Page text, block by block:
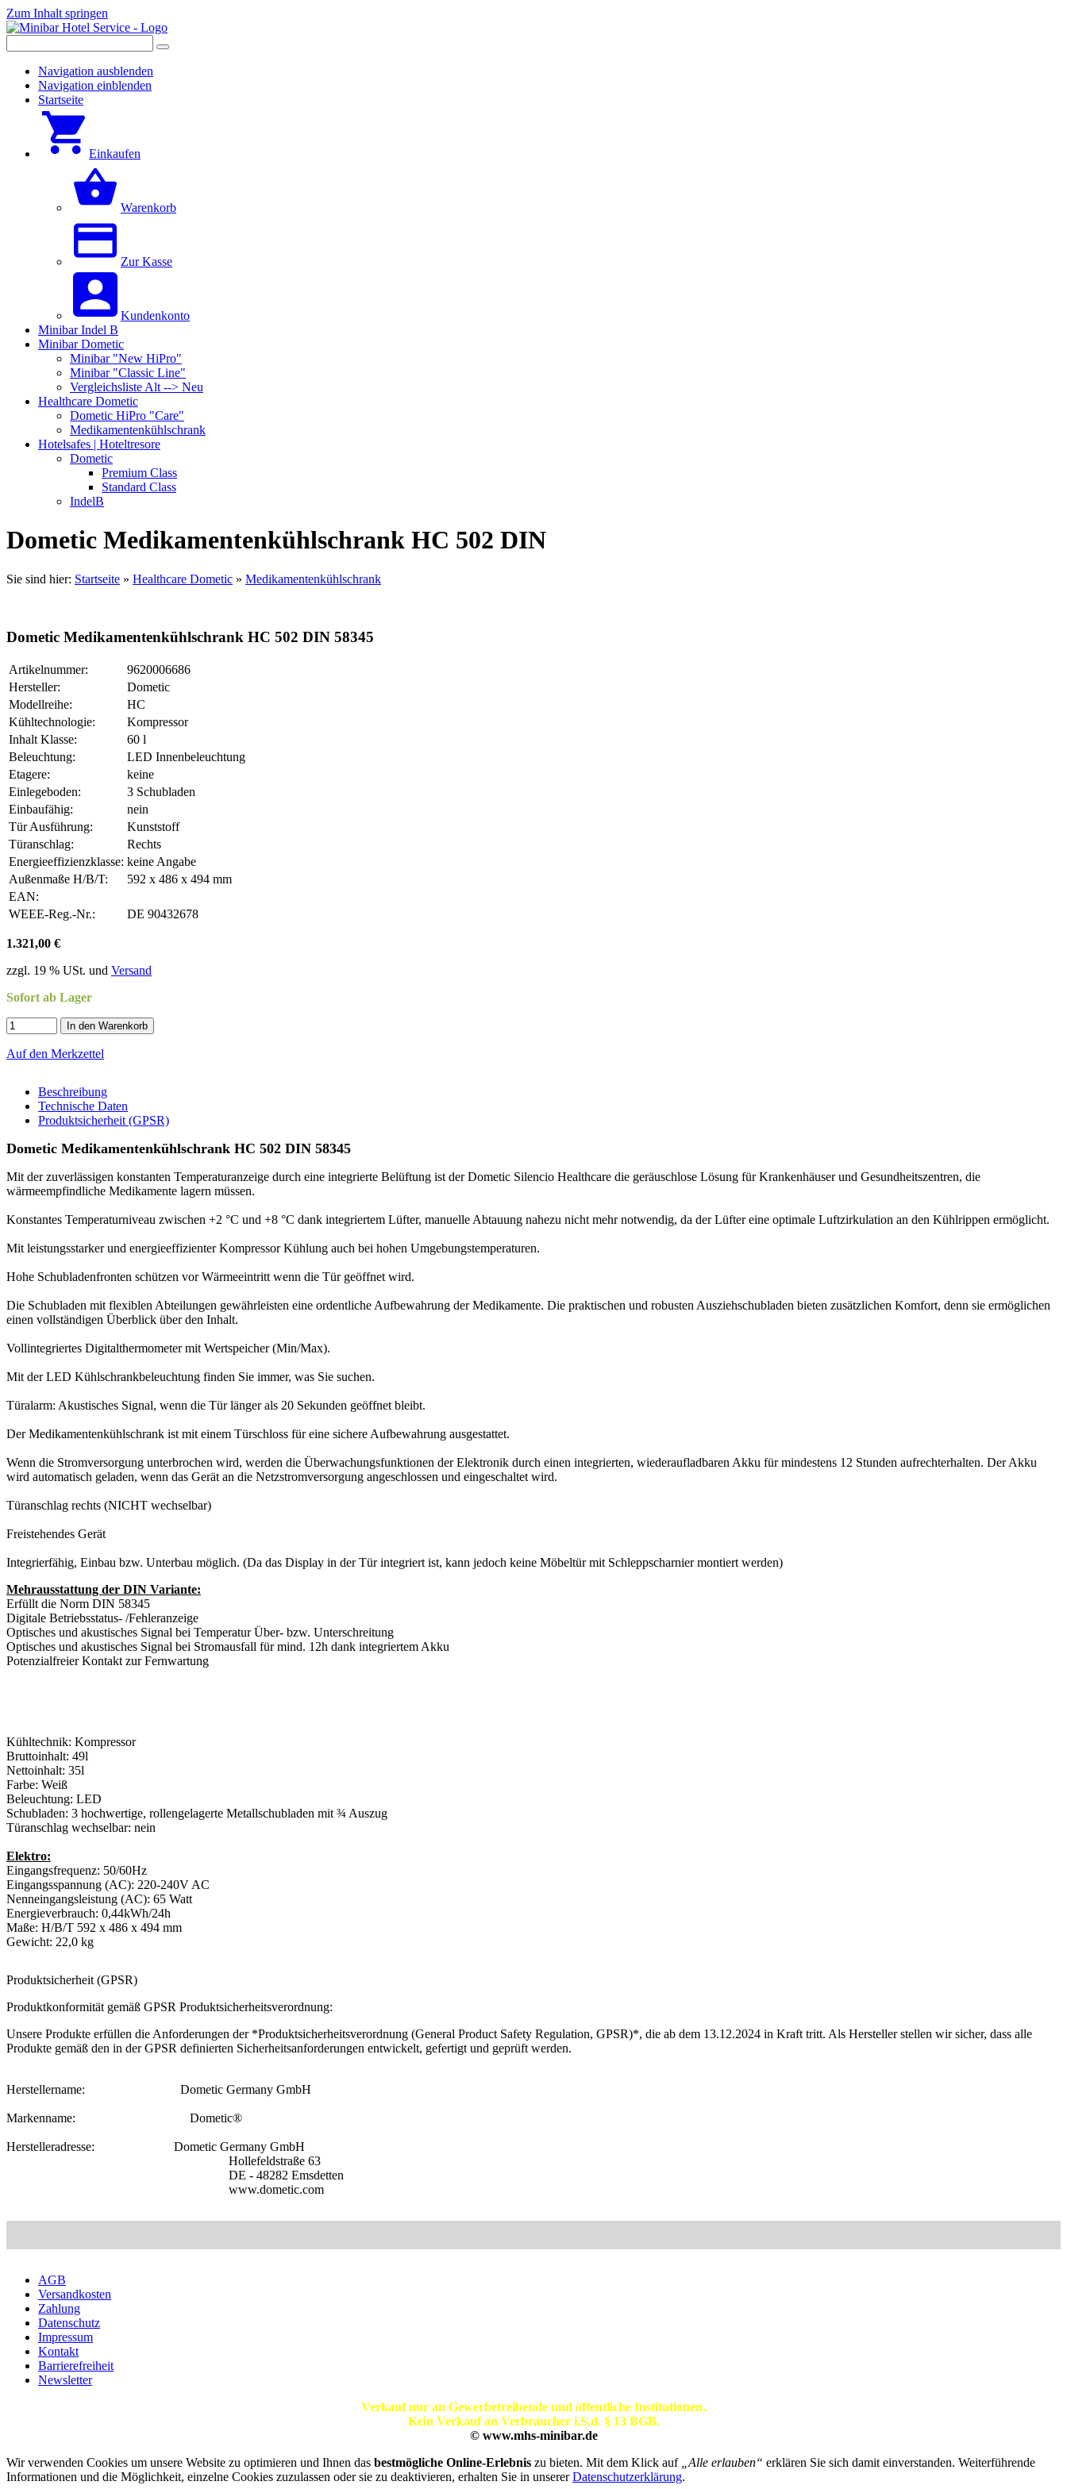
Zum Inhalt springen
Navigation ausblenden
Navigation einblenden
Startseite
Einkaufen
Warenkorb
Zur Kasse
Kundenkonto
Minibar Indel B
Minibar Dometic
Minibar "New HiPro"
Minibar "Classic Line"
Vergleichsliste Alt --> Neu
Healthcare Dometic
Dometic HiPro "Care"
Medikamentenkühlschrank
Hotelsafes | Hoteltresore
Dometic
Premium Class
Standard Class
IndelB
Dometic Medikamentenkühlschrank HC 502 DIN
Sie sind hier: Startseite » Healthcare Dometic » Medikamentenkühlschrank
Dometic Medikamentenkühlschrank HC 502 DIN 58345
Artikelnummer:
9620006686
Hersteller:
Dometic
Modellreihe:
HC
Kühltechnologie:
Kompressor
Inhalt Klasse:
60 l
Beleuchtung:
LED Innenbeleuchtung
Etagere:
keine
Einlegeboden:
3 Schubladen
Einbaufähig:
nein
Tür Ausführung:
Kunststoff
Türanschlag:
Rechts
Energieeffizienzklasse: keine Angabe
Außenmaße H/B/T:
592 x 486 x 494 mm
EAN:
WEEE-Reg.-Nr.:
DE 90432678
1.321,00 €
zzgl. 19 % USt. und Versand
Sofort ab Lager
In den Warenkorb
Auf den Merkzettel
Beschreibung
Technische Daten
Produktsicherheit (GPSR)
Dometic Medikamentenkühlschrank HC 502 DIN 58345
Mit der zuverlässigen konstanten Temperaturanzeige durch eine integrierte Belüftung ist der Dometic Silencio Healthcare die geräuschlose Lösung für Krankenhäuser und Gesundheitszentren, die
wärmeempfindliche Medikamente lagern müssen.
Konstantes Temperaturniveau zwischen +2 °C und +8 °C dank integriertem Lüfter, manuelle Abtauung nahezu nicht mehr notwendig, da der Lüfter eine optimale Luftzirkulation an den Kühlrippen ermöglicht.
Mit leistungsstarker und energieeffizienter Kompressor Kühlung auch bei hohen Umgebungstemperaturen.
Hohe Schubladenfronten schützen vor Wärmeeintritt wenn die Tür geöffnet wird.
Die Schubladen mit flexiblen Abteilungen gewährleisten eine ordentliche Aufbewahrung der Medikamente. Die praktischen und robusten Ausziehschubladen bieten zusätzlichen Komfort, denn sie ermöglichen
einen vollständigen Überblick über den Inhalt.
Vollintegriertes Digitalthermometer mit Wertspeicher (Min/Max).
Mit der LED Kühlschrankbeleuchtung finden Sie immer, was Sie suchen.
Türalarm: Akustisches Signal, wenn die Tür länger als 20 Sekunden geöffnet bleibt.
Der Medikamentenkühlschrank ist mit einem Türschloss für eine sichere Aufbewahrung ausgestattet.
Wenn die Stromversorgung unterbrochen wird, werden die Überwachungsfunktionen der Elektronik durch einen integrierten, wiederaufladbaren Akku für mindestens 12 Stunden aufrechterhalten. Der Akku
wird automatisch geladen, wenn das Gerät an die Netzstromversorgung angeschlossen und eingeschaltet wird.
Türanschlag rechts (NICHT wechselbar)
Freistehendes Gerät
Integrierfähig, Einbau bzw. Unterbau möglich. (Da das Display in der Tür integriert ist, kann jedoch keine Möbeltür mit Schleppscharnier montiert werden)
Mehrausstattung der DIN Variante:
Erfüllt die Norm DIN 58345
Digitale Betriebsstatus- /Fehleranzeige
Optisches und akustisches Signal bei Temperatur Über- bzw. Unterschreitung
Optisches und akustisches Signal bei Stromausfall für mind. 12h dank integriertem Akku
Potenzialfreier Kontakt zur Fernwartung
Kühltechnik: Kompressor
Bruttoinhalt: 49l
Nettoinhalt: 35l
Farbe: Weiß
Beleuchtung: LED
Schubladen: 3 hochwertige, rollengelagerte Metallschubladen mit ¾ Auszug
Türanschlag wechselbar: nein
Elektro:
Eingangsfrequenz: 50/60Hz
Eingangsspannung (AC): 220-240V AC
Nenneingangsleistung (AC): 65 Watt
Energieverbrauch: 0,44kWh/24h
Maße: H/B/T 592 x 486 x 494 mm
Gewicht: 22,0 kg
Produktsicherheit (GPSR)
Produktkonformität gemäß GPSR Produktsicherheitsverordnung:
Unsere Produkte erfüllen die Anforderungen der *Produktsicherheitsverordnung (General Product Safety Regulation, GPSR)*, die ab dem 13.12.2024 in Kraft tritt. Als Hersteller stellen wir sicher, dass alle
Produkte gemäß den in der GPSR definierten Sicherheitsanforderungen entwickelt, gefertigt und geprüft werden.
Herstellername: Dometic Germany GmbH
Markenname: Dometic®
Herstelleradresse:
Dometic Germany GmbH
Hollefeldstraße 63
DE - 48282 Emsdetten
www.dometic.com
AGB
Versandkosten
Zahlung
Datenschutz
Impressum
Kontakt
Barrierefreiheit
Newsletter
Verkauf nur an Gewerbetreibende und öffentliche Institutionen.
Kein Verkauf an Verbraucher i.S.d. § 13 BGB.
© www.mhs-minibar.de
Wir verwenden Cookies um unsere Website zu optimieren und Ihnen das bestmögliche Online-Erlebnis zu bieten. Mit dem Klick auf „Alle erlauben“ erklären Sie sich damit einverstanden. Weiterführende
Informationen und die Möglichkeit, einzelne Cookies zuzulassen oder sie zu deaktivieren, erhalten Sie in unsererDatenschutzerklärung.